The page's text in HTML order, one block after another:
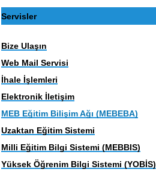
Servisler
Bize Ulaşın
Web Mail Servisi
İhale İşlemleri
Elektronik İletişim
MEB Eğitim Bilişim Ağı (MEBEBA)
Uzaktan Eğitim Sistemi
Milli Eğitim Bilgi Sistemi (MEBBIS)
Yüksek Öğrenim Bilgi Sistemi (YOBİS)